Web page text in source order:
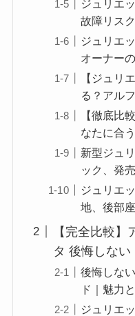
ジュリエ
故障リス
ジュリエ
オーナー
【ジュリ
る？アル
【徹底比
なたに合
新型ジュ
ック、発
ジュリエ
地、後部
【完全比較
タ 後悔しな
後悔しな
ド｜魅力
ジュリエ